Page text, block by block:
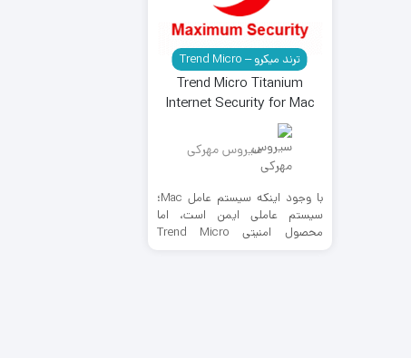
ترند میکرو – Trend Micro
Trend Micro Titanium
Internet Security for Mac
سیروس مهرکی
با وجود اینکه سیستم عامل Mac؛
سیستم عاملی ایمن است، اما
محصول امنیتی Trend Micro